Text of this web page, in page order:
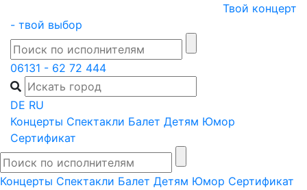
content
Твой концерт
- твой выбор
06131 - 62 72 444
DE RU
Концерты Спектакли Балет Детям Юмор
Сертификат
Концерты Спектакли Балет Детям Юмор Сертификат